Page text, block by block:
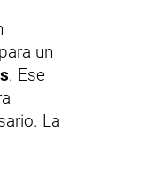
un
. Ese
La